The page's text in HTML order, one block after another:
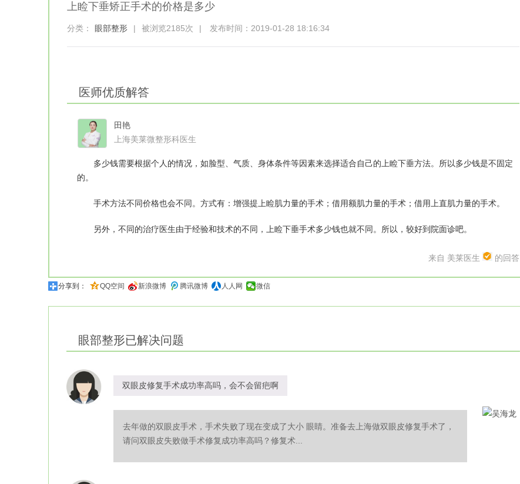
上睑下垂矫正手术的价格是多少
分类： 眼部整形 | 被浏览2185次 | 发布时间：2019-01-28 18:16:34
医师优质解答
田艳
上海美莱微整形科医生
多少钱需要根据个人的情况，如脸型、气质、身体条件等因素来选择适合自己的上睑下垂方法。所以多少钱是不固定
的。
手术方法不同价格也会不同。方式有：增强提上睑肌力量的手术；借用额肌力量的手术；借用上直肌力量的手术。
另外，不同的治疗医生由于经验和技术的不同，上睑下垂手术多少钱也就不同。所以，较好到院面诊吧。
来自 美莱医生 的回答
分享到： QQ空间 新浪微博 腾讯微博 人人网 微信
眼部整形已解决问题
双眼皮修复手术成功率高吗，会不会留疤啊
去年做的双眼皮手术，手术失败了现在变成了大小 眼睛。准备去上海做双眼皮修复手术了，
请问双眼皮失败做手术修复成功率高吗？修复术...